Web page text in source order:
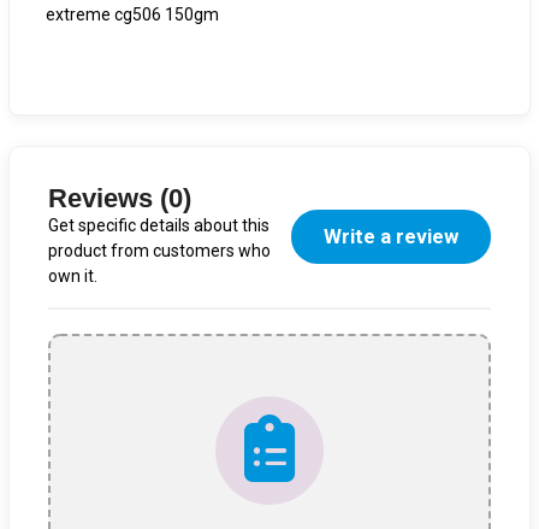
extreme cg506 150gm
Reviews (0)
Get specific details about this
product from customers who
own it.
Write a review